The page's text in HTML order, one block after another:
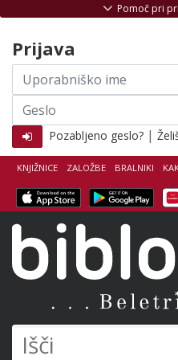
KNJIŽNICE ZALOŽBE BRALNIKI
Pomoč pri
Prijava
Uporabniško
ime
Geslo
Pozabljeno geslo? |